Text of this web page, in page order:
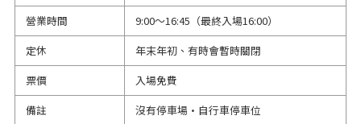
營業時間
9:00～16:45（最終入場16:00）
定休
年末年初、有時會暫時關閉
票價
入場免費
備註
沒有停車場·自行車停車位